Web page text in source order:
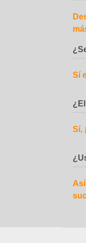
Sí
Sí,